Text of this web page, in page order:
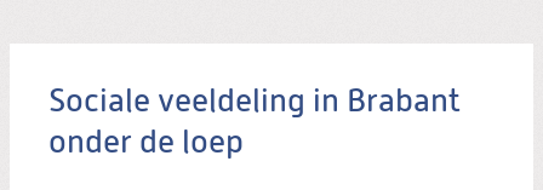
Zoeken:
Sociale veeldeling in Brabant
onder de loep